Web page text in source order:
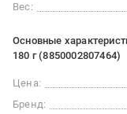
Вес:
Основные
180 г (8850002807464)
Цена:
Бренд: